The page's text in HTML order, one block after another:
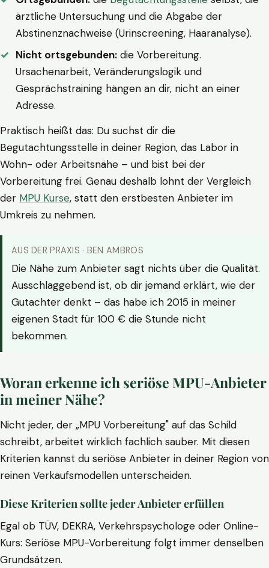
ärztliche Untersuchung und die Abgabe der
Abstinenznachweise (Urinscreening, Haaranalyse).
Nicht ortsgebunden: die Vorbereitung.
Ursachenarbeit, Veränderungslogik und
Gesprächstraining hängen an dir, nicht an einer
Adresse.
Praktisch heißt das: Du suchst dir die
Begutachtungsstelle in deiner Region, das Labor in
Wohn- oder Arbeitsnähe – und bist bei der
Vorbereitung frei. Genau deshalb lohnt der Vergleich
der MPU Kurse, statt den erstbesten Anbieter im
Umkreis zu nehmen.
AUS DER PRAXIS · BEN AMBROS
Die Nähe zum Anbieter sagt nichts über die Qualität.
Ausschlaggebend ist, ob dir jemand erklärt, wie der
Gutachter denkt – das habe ich 2015 in meiner
eigenen Stadt für 100 € die Stunde nicht
bekommen.
Woran erkenne ich seriöse MPU-Anbieter
in meiner Nähe?
Nicht jeder, der „MPU Vorbereitung" auf das Schild
schreibt, arbeitet wirklich fachlich sauber. Mit diesen
Kriterien kannst du seriöse Anbieter in deiner Region von
reinen Verkaufsmodellen unterscheiden.
Diese Kriterien sollte jeder Anbieter erfüllen
Egal ob TÜV, DEKRA, Verkehrspsychologe oder Online-
Kurs: Seriöse MPU-Vorbereitung folgt immer denselben
Grundsätzen.